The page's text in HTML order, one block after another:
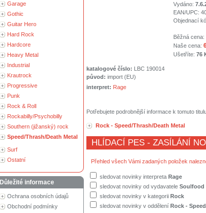
Garage
Gothic
Guitar Hero
Hard Rock
Hardcore
Heavy Metal
Industrial
Krautrock
Progressive
Punk
Rock & Roll
Rockabilly/Psychobilly
Southern (jižanský) rock
Speed/Thrash/Death Metal
Surf
Ostatní
Důležité informace
Ochrana osobních údajů
Obchodní podmínky
Vydáno:
EAN/UPC:
Objednací
Běžná cena:
Naše cena:
Ušetříte: 76
katalogové číslo: LBC 190014
původ: import (EU)
interpret: Rage
Potřebujete podrobnější informace k tomuto
Rock - Speed/Thrash/Death Metal
HLÍDACÍ PES - ZASÍLÁNÍ
Přehled všech Vámi zadaných položek
sledovat novinky interpreta Rage
sledovat novinky od vydavatele Soulfood
sledovat novinky v kategorii Rock
sledovat novinky v oddělení Rock -